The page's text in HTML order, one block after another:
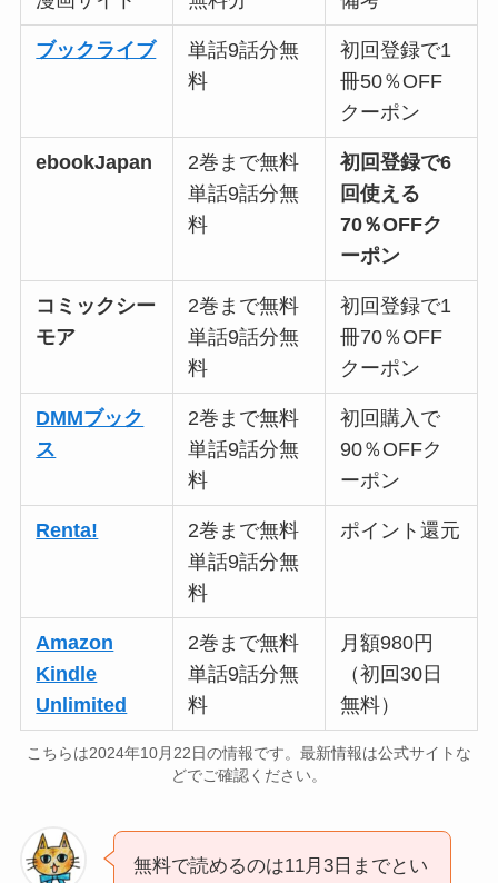
ブックライブ
単話9話分無
料
初回登録で1
冊50％OFF
クーポン
ebookJapan
2巻まで無料
単話9話分無
料
初回登録で6
回使える
70％OFFク
ーポン
コミックシー
モア
2巻まで無料
単話9話分無
料
初回登録で1
冊70％OFF
クーポン
DMMブック
ス
2巻まで無料
単話9話分無
料
初回購入で
90％OFFク
ーポン
Renta!
2巻まで無料
単話9話分無
料
ポイント還元
Amazon
Kindle
Unlimited
2巻まで無料
単話9話分無
料
月額980円
（初回30日
無料）
こちらは2024年10月22日の情報です。最新情報は公式サイトな
どでご確認ください。
無料で読めるのは11月3日までとい